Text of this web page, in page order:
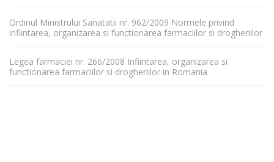
Ordinul Ministrului Sanatatii nr. 962/2009 Normele privind
infiintarea, organizarea si functionarea farmaciilor si drogheriilor
Legea farmaciei nr. 266/2008 Infiintarea, organizarea si
functionarea farmaciilor si drogheriilor in Romania